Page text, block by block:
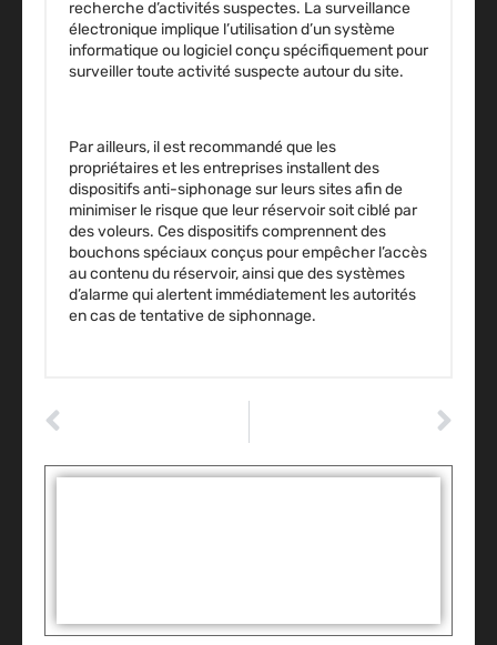
recherche d’activités suspectes. La surveillance
électronique implique l’utilisation d’un système
informatique ou logiciel conçu spécifiquement pour
surveiller toute activité suspecte autour du site.
Par ailleurs, il est recommandé que les
propriétaires et les entreprises installent des
dispositifs anti-siphonage sur leurs sites afin de
minimiser le risque que leur réservoir soit ciblé par
des voleurs. Ces dispositifs comprennent des
bouchons spéciaux conçus pour empêcher l’accès
au contenu du réservoir, ainsi que des systèmes
d’alarme qui alertent immédiatement les autorités
en cas de tentative de siphonnage.